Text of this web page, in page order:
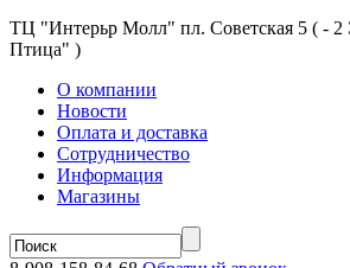
ТЦ "Интерьр Молл" пл. Советская 5 ( -
Птица" )
О компании
Новости
Оплата и доставка
Сотрудничество
Информация
Магазины